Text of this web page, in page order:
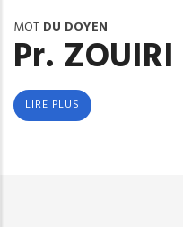
MOT DU DOYEN
Pr.
LIRE PLUS